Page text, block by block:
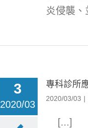
炎侵襲
3
2020/03
專科診所
2020/03/03 |
[...]